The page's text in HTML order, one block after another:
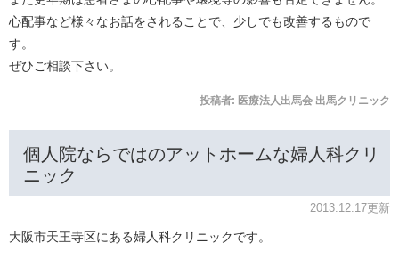
心配事など様々なお話をされることで、少しでも改善するもので
す。
ぜひご相談下さい。
投稿者: 医療法人出馬会 出馬クリニック
個人院ならではのアットホームな婦人科クリ
ニック
2013.12.17更新
大阪市天王寺区にある婦人科クリニックです。